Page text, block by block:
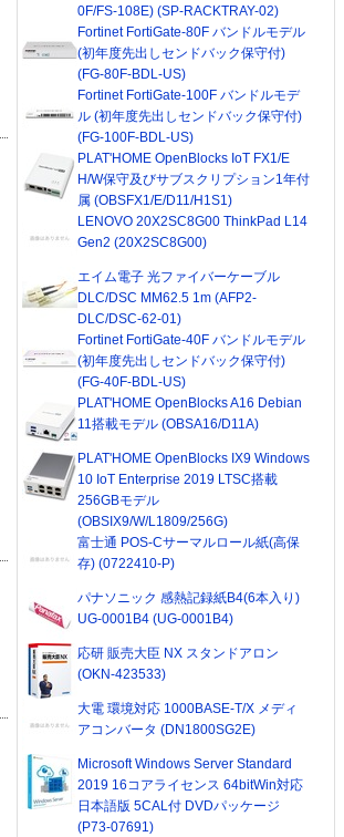
0F/FS-108E) (SP-RACKTRAY-02)
Fortinet FortiGate-80F バンドルモデル
(初年度先出しセンドバック保守付)
(FG-80F-BDL-US)
Fortinet FortiGate-100F バンドルモデ
ル (初年度先出しセンドバック保守付)
(FG-100F-BDL-US)
PLAT'HOME OpenBlocks IoT FX1/E
H/W保守及びサブスクリプション1年付
属 (OBSFX1/E/D11/H1S1)
LENOVO 20X2SC8G00 ThinkPad L14
Gen2 (20X2SC8G00)
エイム電子 光ファイバーケーブル
DLC/DSC MM62.5 1m (AFP2-
DLC/DSC-62-01)
Fortinet FortiGate-40F バンドルモデル
(初年度先出しセンドバック保守付)
(FG-40F-BDL-US)
PLAT'HOME OpenBlocks A16 Debian
11搭載モデル (OBSA16/D11A)
PLAT'HOME OpenBlocks IX9 Windows
10 IoT Enterprise 2019 LTSC搭載
256GBモデル
(OBSIX9/W/L1809/256G)
富士通 POS-Cサーマルロール紙(高保
存) (0722410-P)
パナソニック 感熱記録紙B4(6本入り)
UG-0001B4 (UG-0001B4)
応研 販売大臣 NX スタンドアロン
(OKN-423533)
大電 環境対応 1000BASE-T/X メディ
アコンバータ (DN1800SG2E)
Microsoft Windows Server Standard
2019 16コアライセンス 64bitWin対応
日本語版 5CAL付 DVDパッケージ
(P73-07691)